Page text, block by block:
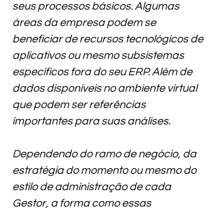
seus processos básicos. Algumas
áreas da empresa podem se
beneficiar de recursos tecnológicos de
aplicativos ou mesmo subsistemas
específicos fora do seu ERP. Além de
dados disponíveis no ambiente virtual
que podem ser referências
importantes para suas análises.
Dependendo do ramo de negócio, da
estratégia do momento ou mesmo do
estilo de administração de cada
Gestor, a forma como essas